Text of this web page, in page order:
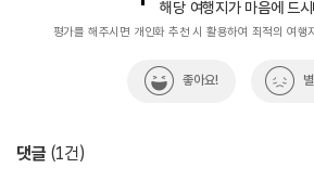
해당 여행지가 마음에 드
평가를 해주시면 개인화 추천 시 활용하여 최적의 여행
좋아요!
댓글 (1건)